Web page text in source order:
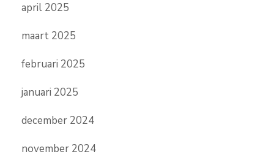
april 2025
maart 2025
februari 2025
januari 2025
december 2024
november 2024